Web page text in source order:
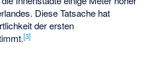
Diese Tatsache hat
der ersten
[3]